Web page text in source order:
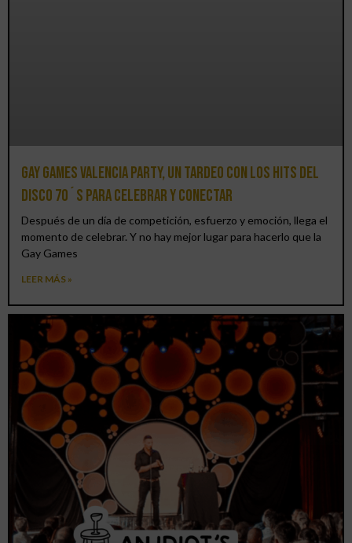
Gay Games Valencia Party, un tardeo con los hits del
DISCO 70´S para celebrar y conectar
Después de un día de competición, esfuerzo y emoción, llega el
momento de celebrar. Y no hay mejor lugar para hacerlo que la
Gay Games
LEER MÁS »